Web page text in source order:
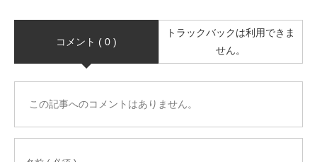
コメント ( 0 )
トラックバックは利用できま
せん。
この記事へのコメントはありません。